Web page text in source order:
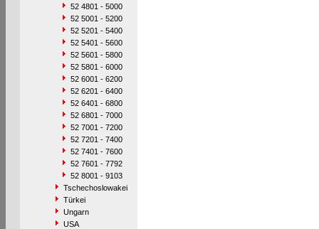
52 4801 - 5000
52 5001 - 5200
52 5201 - 5400
52 5401 - 5600
52 5601 - 5800
52 5801 - 6000
52 6001 - 6200
52 6201 - 6400
52 6401 - 6800
52 6801 - 7000
52 7001 - 7200
52 7201 - 7400
52 7401 - 7600
52 7601 - 7792
52 8001 - 9103
Tschechoslowakei
Türkei
Ungarn
USA